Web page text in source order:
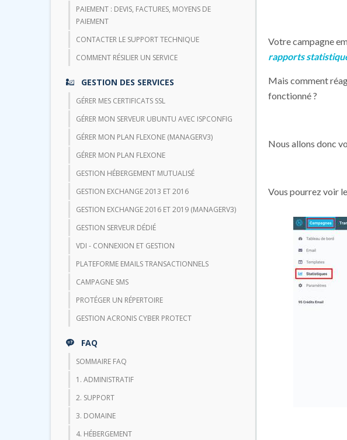
PAIEMENT : DEVIS, FACTURES, MOYENS DE
PAIEMENT
CONTACTER LE SUPPORT TECHNIQUE
COMMENT RÉSILIER UN SERVICE
GESTION DES SERVICES
GÉRER MES CERTIFICATS SSL
GÉRER MON SERVEUR UBUNTU AVEC ISPCONFIG
GÉRER MON PLAN FLEXONE (MANAGERV3)
GÉRER MON PLAN FLEXONE
GESTION HÉBERGEMENT MUTUALISÉ
GESTION EXCHANGE 2013 ET 2016
GESTION EXCHANGE 2016 ET 2019 (MANAGERV3)
GESTION SERVEUR DÉDIÉ
VDI - CONNEXION ET GESTION
PLATEFORME EMAILS TRANSACTIONNELS
CAMPAGNE SMS
PROTÉGER UN RÉPERTOIRE
GESTION ACRONIS CYBER PROTECT
FAQ
SOMMAIRE FAQ
1. ADMINISTRATIF
2. SUPPORT
3. DOMAINE
4. HÉBERGEMENT
Votre campagne
rapports
Mais comment
fonctionné ?
Nous allons donc
Vous pourrez voir